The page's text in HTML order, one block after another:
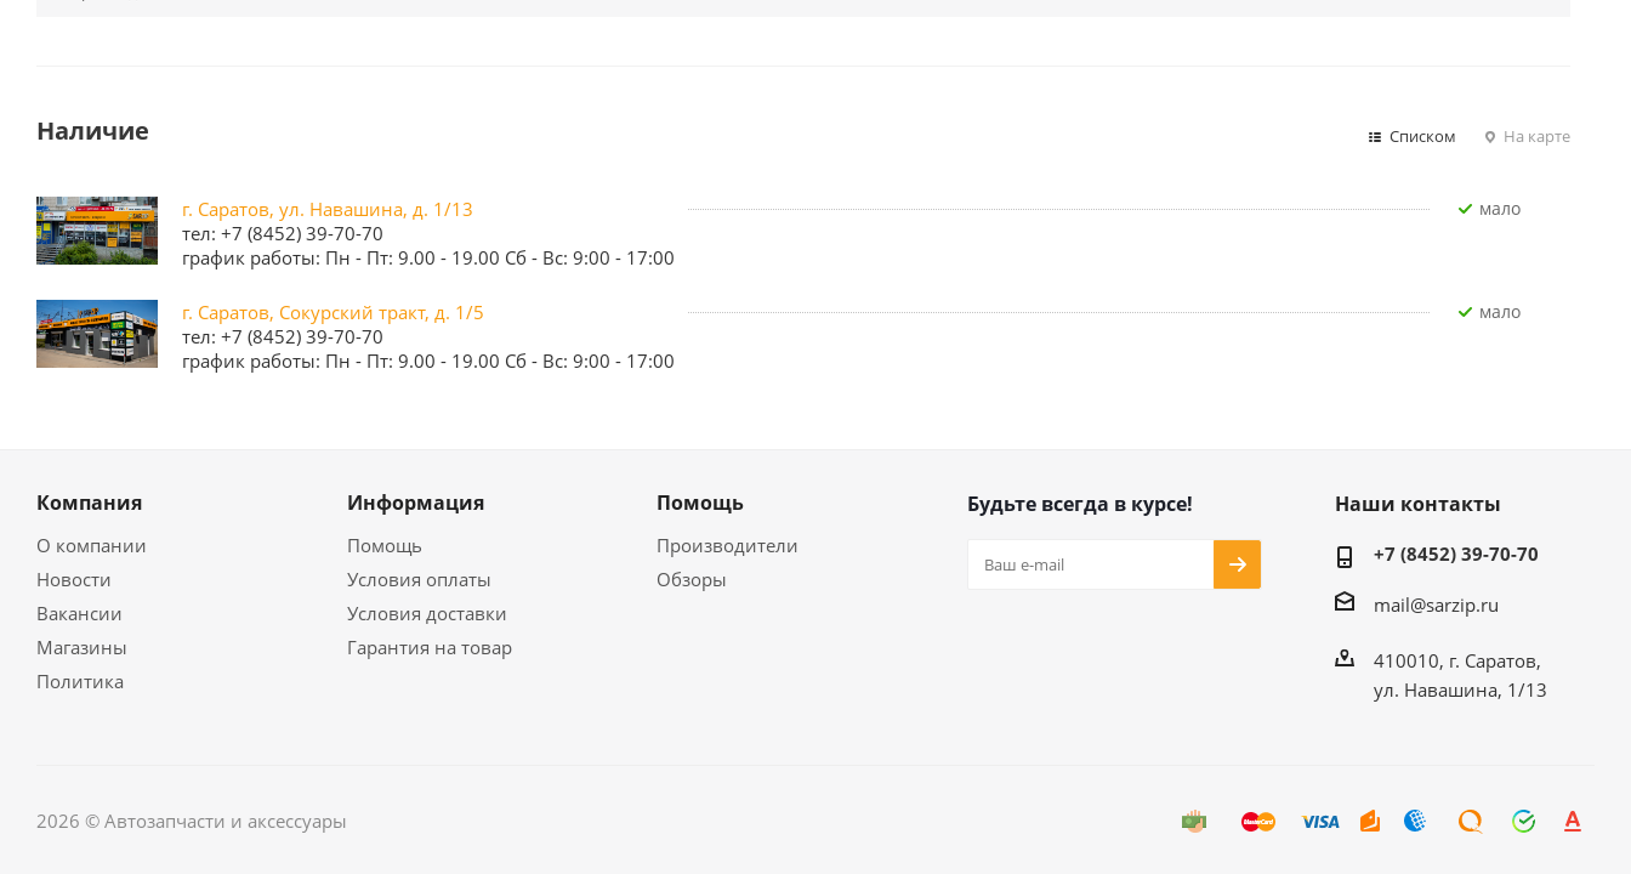
Наличие Списком На карте
г. Саратов, ул. Навашина, д. 1/13
тел: +7 (8452) 39-70-70
график работы: Пн - Пт: 9.00 - 19.00 Сб - Вс: 9:00 - 17:00
Мало
г. Саратов, Сокурский тракт, д. 1/5
тел: +7 (8452) 39-70-70
график работы: Пн - Пт: 9.00 - 19.00 Сб - Вс: 9:00 - 17:00
Мало
Компания
О компании
Новости
Вакансии
Магазины
Политика
Информация
Помощь
Условия оплаты
Условия доставки
Гарантия на товар
Помощь
Производители
Обзоры
Будьте всегда в курсе! Наши контакты
+7 (8452) 39-70-70
mail@sarzip.ru
410010, г. Саратов,
ул. Навашина, 1/13
2026 © Автозапчасти и аксессуары